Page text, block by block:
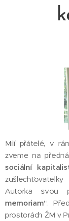
Milí přátelé, v
zveme na
sociální
Autorka svou
memoriam".
prostorách ŽM v